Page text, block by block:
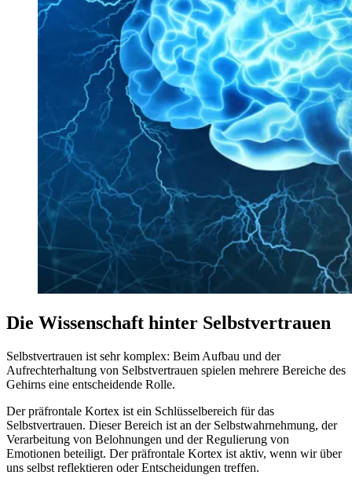
Die Wissenschaft hinter Selbstvertrauen
Selbstvertrauen ist sehr komplex: Beim Aufbau und der
Aufrechterhaltung von Selbstvertrauen spielen mehrere Bereiche des
Gehirns eine entscheidende Rolle.
Der präfrontale Kortex ist ein Schlüsselbereich für das
Selbstvertrauen. Dieser Bereich ist an der Selbstwahrnehmung, der
Verarbeitung von Belohnungen und der Regulierung von
Emotionen beteiligt. Der präfrontale Kortex ist aktiv, wenn wir über
uns selbst reflektieren oder Entscheidungen treffen.